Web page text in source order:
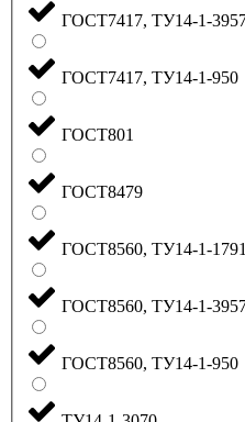
ГОСТ7417, ТУ14-1-
ГОСТ7417, ТУ14-1-950
ГОСТ801
ГОСТ8479
ГОСТ8560, ТУ14-1-1791
ГОСТ8560, ТУ14-1-
ГОСТ8560, ТУ14-1-950